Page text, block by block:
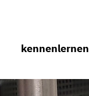
kennenlernen